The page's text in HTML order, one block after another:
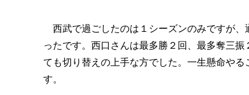
西武で過ごしたのは１シーズンのみですが、
ったです。西口さんは最多勝２回、最多奪三
ても切り替えの上手な方でした。一生懸命や
す。